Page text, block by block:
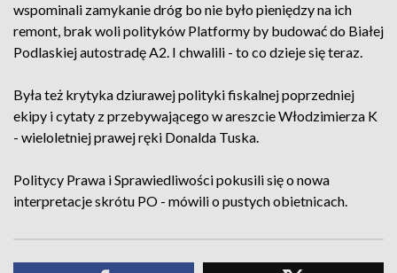
wspominali zamykanie dróg bo nie było pieniędzy na ich
remont, brak woli polityków Platformy by budować do Białej
Podlaskiej autostradę A2. I chwalili - to co dzieje się teraz.
Była też krytyka dziurawej polityki fiskalnej poprzedniej
ekipy i cytaty z przebywającego w areszcie Włodzimierza K
- wieloletniej prawej ręki Donalda Tuska.
Politycy Prawa i Sprawiedliwości pokusili się o nowa
interpretacje skrótu PO - mówili o pustych obietnicach.